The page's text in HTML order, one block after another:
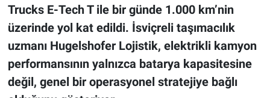
Trucks E-Tech T ile bir günde 1.000 km’nin
üzerinde yol kat edildi. İsviçreli taşımacılık
uzmanı Hugelshofer Lojistik, elektrikli kamyon
performansının yalnızca batarya kapasitesine
değil, genel bir operasyonel stratejiye bağlı